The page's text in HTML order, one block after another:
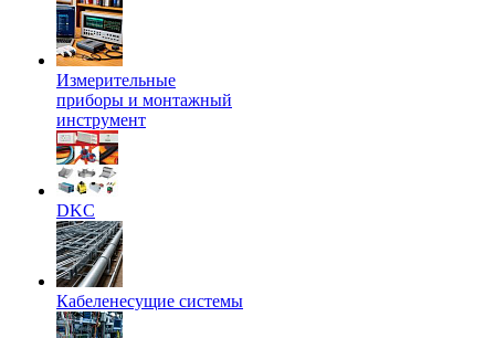
Измерительные
приборы и монтажный
инструмент
DKC
Кабеленесущие системы